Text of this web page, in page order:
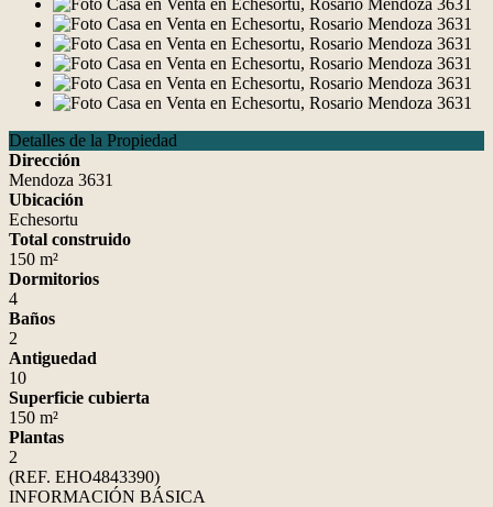
Detalles de la Propiedad
Dirección
Mendoza 3631
Ubicación
Echesortu
Total construido
150 m²
Dormitorios
4
Baños
2
Antiguedad
10
Superficie cubierta
150 m²
Plantas
2
(REF. EHO4843390)
INFORMACIÓN BÁSICA